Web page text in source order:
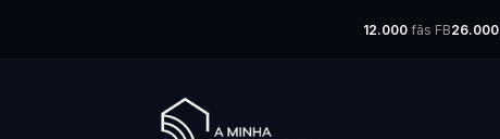
12.000 fãs FB26.000